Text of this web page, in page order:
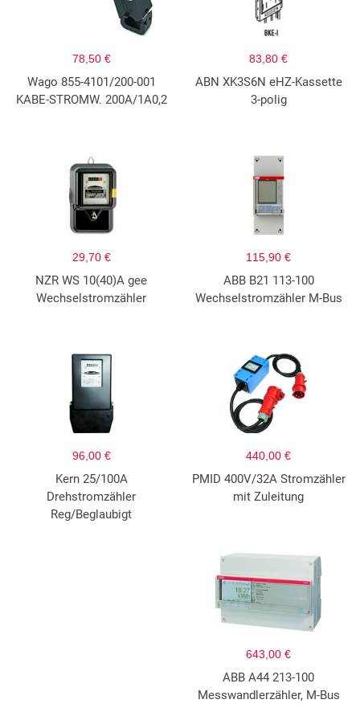
78,50 €
Wago 855-4101/200-001
KABE-STROMW. 200A/1A0,2
83,80 €
ABN XK3S6N eHZ-Kassette
3-polig
29,70 €
NZR WS 10(40)A gee
Wechselstromzähler
115,90 €
ABB B21 113-100
Wechselstromzähler M-Bus
96,00 €
Kern 25/100A
Drehstromzähler
Reg/Beglaubigt
440,00 €
PMID 400V/32A Stromzähler
mit Zuleitung
643,00 €
ABB A44 213-100
Messwandlerzähler, M-Bus